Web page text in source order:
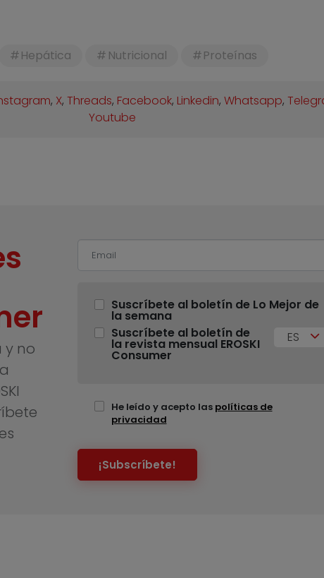
Hepática Nutricional Proteínas
, X,Threads, Facebook, Linkedin,Whatsapp,
Youtube
y no
Suscríbete al boletín de Lo Mejor de
la semana
Suscríbete al boletín de
la revista mensual EROSKI
Consumer
ES
He leído y acepto las políticas de
privacidad
¡Subscríbete!